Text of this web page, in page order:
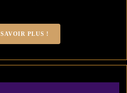
PLUS !